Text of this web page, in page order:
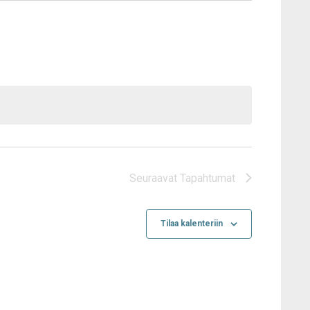
Seuraavat Tapahtumat
Tilaa kalenteriin